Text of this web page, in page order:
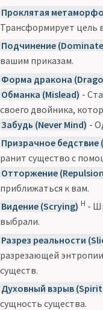
Проклятая
Трансформирует цель
Подчинение
вашим приказам.
Форма дракона
Обманка (Mislead) -
своего двойника,
Забудь (Never Mind) -
Призрачное
ранит существо с
Отторжение
приближаться к вам.
Видение (Scrying) Н -
выбрали.
Разрез реальности
разрезающей
существ.
Духовный взрыв
сущность существа.